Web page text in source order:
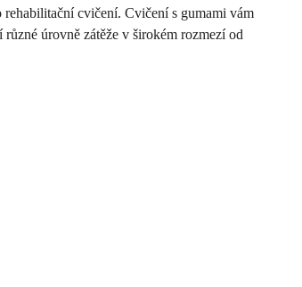
cvičení. Cvičení s gumami vám
úrovně zátěže v širokém rozmezí od